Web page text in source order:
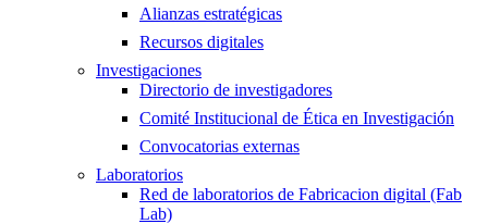
Alianzas estratégicas
Recursos digitales
Investigaciones
Directorio de investigadores
Comité Institucional de Ética en Investigación
Convocatorias externas
Laboratorios
Red de laboratorios de Fabricacion digital (Fab
Lab)